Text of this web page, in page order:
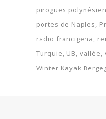
pirogues
portes de Naples
radio francigena
Turquie
UB vallée
Winter Kayak